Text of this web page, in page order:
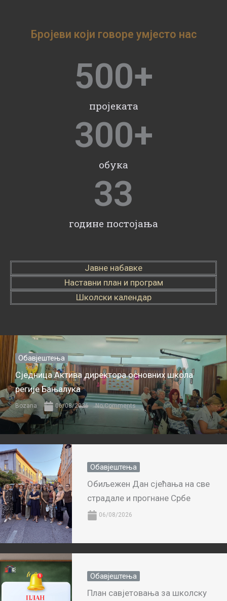
Бројеви који говоре умјесто нас
пројеката
500+
обука
300+
године постојања
33
Јавне набавке
Наставни план и програм
Школски календар
Обавјештења
Сједница Актива директора основних школа
регије Бањалука
Bozana 06/08/2026 No Comments
Обавјештења
Обиљежен Дан сјећања на све
страдале и прогнане Србе
06/08/2026
Обавјештења
План савјетовања за школску